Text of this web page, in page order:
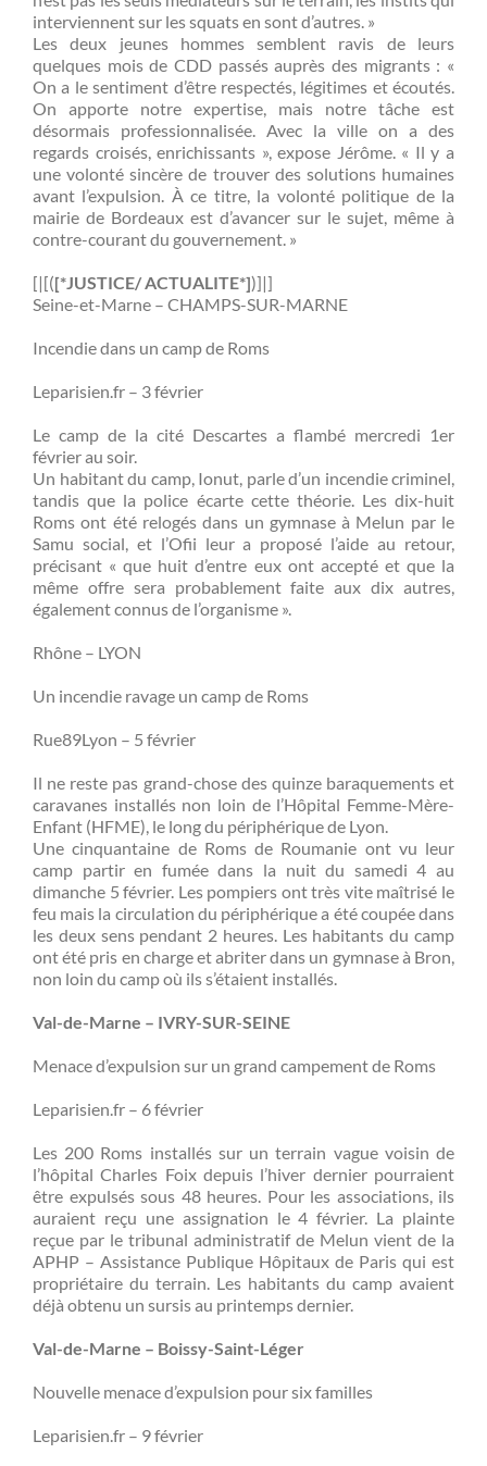
interviennent sur les squats en sont d’autres. »
Les deux jeunes hommes semblent ravis de leurs
quelques mois de CDD passés auprès des migrants : «
On a le sentiment d’être respectés, légitimes et écoutés.
On apporte notre expertise, mais notre tâche est
désormais professionnalisée. Avec la ville on a des
regards croisés, enrichissants », expose Jérôme. « Il y a
une volonté sincère de trouver des solutions humaines
avant l’expulsion. À ce titre, la volonté politique de la
mairie de Bordeaux est d’avancer sur le sujet, même à
contre-courant du gouvernement. »
[|[([*JUSTICE/ ACTUALITE*])]|]
Seine-et-Marne – CHAMPS-SUR-MARNE
Incendie dans un camp de Roms
Leparisien.fr – 3 février
Le camp de la cité Descartes a flambé mercredi 1er
février au soir.
Un habitant du camp, Ionut, parle d’un incendie criminel,
tandis que la police écarte cette théorie. Les dix-huit
Roms ont été relogés dans un gymnase à Melun par le
Samu social, et l’Ofii leur a proposé l’aide au retour,
précisant « que huit d’entre eux ont accepté et que la
même offre sera probablement faite aux dix autres,
également connus de l’organisme ».
Rhône – LYON
Un incendie ravage un camp de Roms
Rue89Lyon – 5 février
Il ne reste pas grand-chose des quinze baraquements et
caravanes installés non loin de l’Hôpital Femme-Mère-
Enfant (HFME), le long du périphérique de Lyon.
Une cinquantaine de Roms de Roumanie ont vu leur
camp partir en fumée dans la nuit du samedi 4 au
dimanche 5 février. Les pompiers ont très vite maîtrisé le
feu mais la circulation du périphérique a été coupée dans
les deux sens pendant 2 heures. Les habitants du camp
ont été pris en charge et abriter dans un gymnase à Bron,
non loin du camp où ils s’étaient installés.
Val-de-Marne – IVRY-SUR-SEINE
Menace d’expulsion sur un grand campement de Roms
Leparisien.fr – 6 février
Les 200 Roms installés sur un terrain vague voisin de
l’hôpital Charles Foix depuis l’hiver dernier pourraient
être expulsés sous 48 heures. Pour les associations, ils
auraient reçu une assignation le 4 février. La plainte
reçue par le tribunal administratif de Melun vient de la
APHP – Assistance Publique Hôpitaux de Paris qui est
propriétaire du terrain. Les habitants du camp avaient
déjà obtenu un sursis au printemps dernier.
Val-de-Marne – Boissy-Saint-Léger
Nouvelle menace d’expulsion pour six familles
Leparisien.fr – 9 février